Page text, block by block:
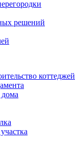
решений
коттеджей